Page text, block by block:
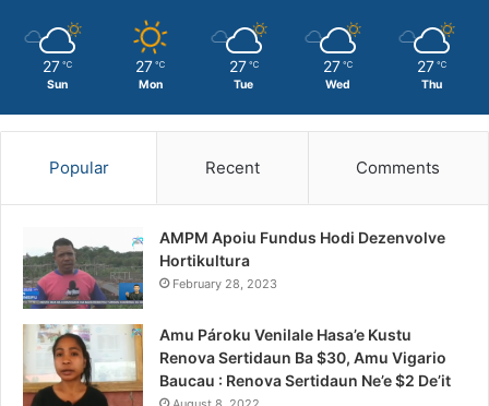
27 ℃
Sun
27 ℃
Mon
27 ℃
Tue
27 ℃
Wed
27 ℃
Thu
Popular Recent Comments
AMPM Apoiu Fundus Hodi Dezenvolve
Hortikultura
February 28, 2023
Amu Pároku Venilale Hasa’e Kustu
Renova Sertidaun Ba $30, Amu Vigario
Baucau : Renova Sertidaun Ne’e $2 De’it